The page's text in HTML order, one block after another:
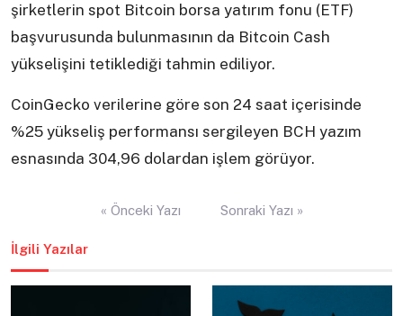
şirketlerin spot Bitcoin borsa yatırım fonu (ETF)
başvurusunda bulunmasının da Bitcoin Cash
yükselişini tetiklediği tahmin ediliyor.
CoinGecko verilerine göre son 24 saat içerisinde
%25 yükseliş performansı sergileyen BCH yazım
esnasında 304,96 dolardan işlem görüyor.
« Önceki Yazı Sonraki Yazı »
İlgili Yazılar